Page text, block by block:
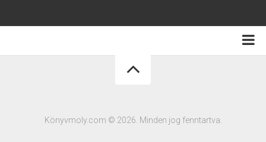
Könyvmoly.com © 2026. Minden jog fenntartva.